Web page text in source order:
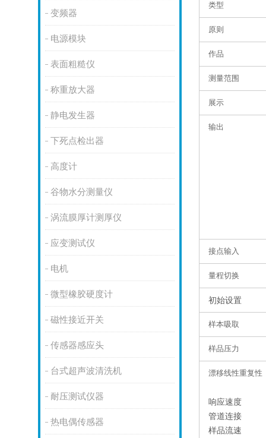
变频器
电源模块
表面粗糙仪
称重放大器
静电发生器
下死点检出器
高度计
谷物水分测量仪
涡流膜厚计测厚仪
应变测试仪
电机
微型橡胶硬度计
磁性接近开关
传感器感应头
台式超声波清洗机
耐压测试仪器
热电偶传感器
类型
原则
作品
测量范围
展示
输出
接点输入
量程切换
初始设置
样本吸取
样品压力
漂移线性重复性
响应速度
管道连接
样品流速